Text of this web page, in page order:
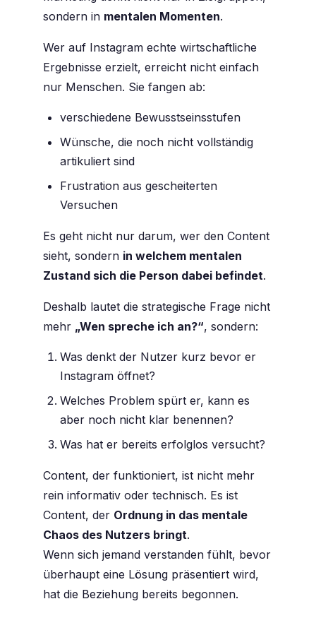
sondern in mentalen Momenten.
Wer auf Instagram echte wirtschaftliche
Ergebnisse erzielt, erreicht nicht einfach
nur Menschen. Sie fangen ab:
verschiedene Bewusstseinsstufen
Wünsche, die noch nicht vollständig
artikuliert sind
Frustration aus gescheiterten
Versuchen
Es geht nicht nur darum, werden Content
sieht, sondern in welchem mentalen
Zustand sich die Person dabei befindet.
Deshalb lautet die strategische Frage nicht
mehr „Wen spreche ich an?“, sondern:
Was denkt der Nutzer kurz bevor er
Instagram öffnet?
Welches Problem spürt er, kann es
aber noch nicht klar benennen?
Was hat er bereits erfolglos versucht?
Content, der funktioniert, ist nicht mehr
rein informativ oder technisch. Es ist
Content, der Ordnung in das mentale
Chaos des Nutzers bringt.
Wenn sich jemand verstanden fühlt, bevor
überhaupt eine Lösung präsentiert wird,
hat die Beziehung bereits begonnen.